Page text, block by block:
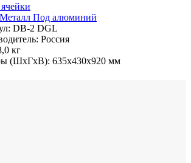
Под алюминий
DB-2 DGL
Россия
кг
(ШхГхВ): 635x430x920 мм